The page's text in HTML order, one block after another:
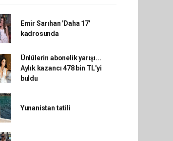
Emir Sarıhan 'Daha 17'
kadrosunda
Ünlülerin abonelik yarışı...
Aylık kazancı 478 bin TL'yi
buldu
Yunanistan tatili